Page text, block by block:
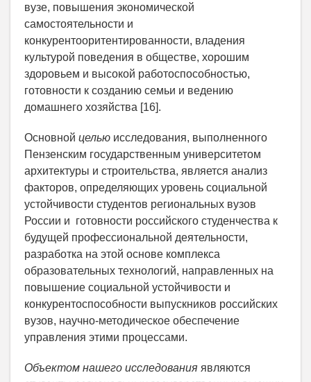
вузе, повышения экономической
самостоятельности и
конкурентооритентированности, владения
культурой поведения в обществе, хорошим
здоровьем и высокой работоспособностью,
готовности к созданию семьи и ведению
домашнего хозяйства [16].
Основной целью исследования, выполненного
Пензенским государственным университетом
архитектуры и строительства, является анализ
факторов, определяющих уровень социальной
устойчивости студентов региональных вузов
России и готовности российского студенчества к
будущей профессиональной деятельности,
разработка на этой основе комплекса
образовательных технологий, направленных на
повышение социальной устойчивости и
конкурентоспособности выпускников российских
вузов, научно-методическое обеспечение
управления этими процессами.
Объектом нашего исследования являются